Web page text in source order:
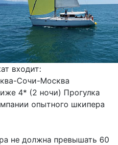
входит:
Сочи-Москва
4* (2 ночи) Прогулка
опытного шкипера
не должна превышать 60